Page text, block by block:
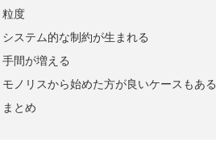
粒度
システム的な制約が生まれる
手間が増える
モノリスから始めた方が良いケースもある
まとめ